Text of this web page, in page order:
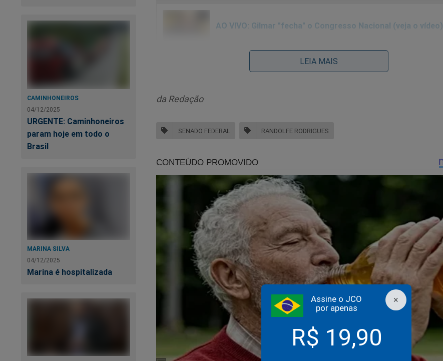
×
Assine o JCO
por apenas
R$ 19,90
CAMINHONEIROS
04/12/2025
URGENTE: Caminhoneiros
param hoje em todo o
Brasil
MARINA SILVA
04/12/2025
Marina é hospitalizada
AO VIVO: Gilmar "fecha" o Congresso Nacional (veja o vídeo)
“Bessias” patina e almoço com senadores é cancelado
A omissão de Lula sobre o teor da conversa com Trump
LEIA MAIS
da Redação
SENADO FEDERAL RANDOLFE RODRIGUES